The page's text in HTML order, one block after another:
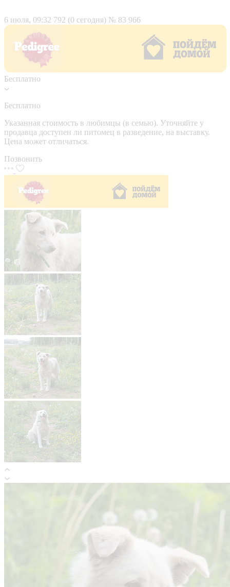
6 июля, 09:32 792 (0 сегодня) № 83 966
Бесплатно
Бесплатно
Указанная стоимость в любимцы (в семью). Уточняйте у
продавца доступен ли питомец в разведение, на выставку.
Цена может отличаться.
Позвонить